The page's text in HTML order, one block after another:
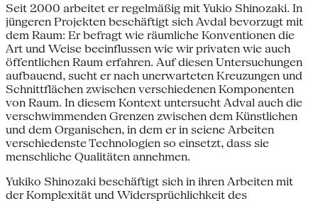
Seit 2000 arbeitet er regelmäßig mit Yukio Shinozaki. In
jüngeren Projekten beschäftigt sich Avdal bevorzugt mit
dem Raum: Er befragt wie räumliche Konventionen die
Art und Weise beeinflussen wie wir privaten wie auch
öffentlichen Raum erfahren. Auf diesen Untersuchungen
aufbauend, sucht er nach unerwarteten Kreuzungen und
Schnittflächen zwischen verschiedenen Komponenten
von Raum. In diesem Kontext untersucht Adval auch die
verschwimmenden Grenzen zwischen dem Künstlichen
und dem Organischen, in dem er in seiene Arbeiten
verschiedenste Technologien so einsetzt, dass sie
menschliche Qualitäten annehmen.
Yukiko Shinozaki beschäftigt sich in ihren Arbeiten mit
der Komplexität und Widersprüchlichkeit des